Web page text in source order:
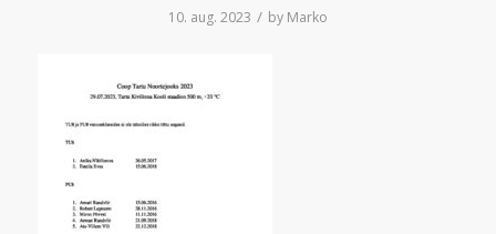
10. aug. 2023 / by Marko